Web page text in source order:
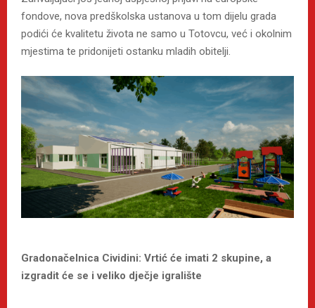
fondove, nova predškolska ustanova u tom dijelu grada
podići će kvalitetu života ne samo u Totovcu, već i okolnim
mjestima te pridonijeti ostanku mladih obitelji.
Gradonačelnica Cividini: Vrtić će imati 2 skupine, a
izgradit će se i veliko dječje igralište